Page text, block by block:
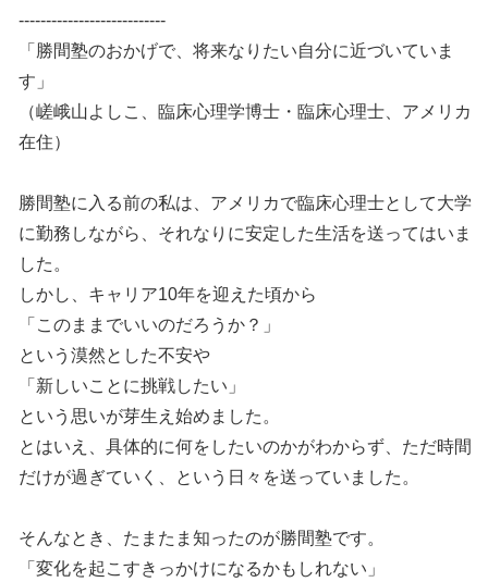
---------------------------
「勝間塾のおかげで、将来なりたい自分に近づいていま
す」
（嵯峨山よしこ、臨床心理学博士・臨床心理士、アメリカ
在住）
勝間塾に入る前の私は、アメリカで臨床心理士として大学
に勤務しながら、それなりに安定した生活を送ってはいま
した。
しかし、キャリア10年を迎えた頃から
「このままでいいのだろうか？」
という漠然とした不安や
「新しいことに挑戦したい」
という思いが芽生え始めました。
とはいえ、具体的に何をしたいのかがわからず、ただ時間
だけが過ぎていく、という日々を送っていました。
そんなとき、たまたま知ったのが勝間塾です。
「変化を起こすきっかけになるかもしれない」